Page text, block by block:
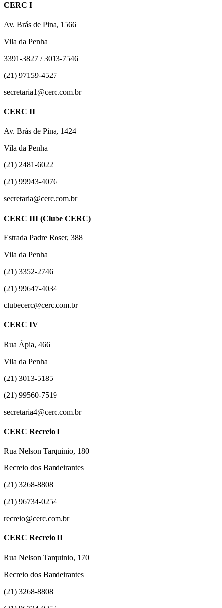
CERC I
Av. Brás de Pina, 1566
Vila da Penha
3391-3827 / 3013-7546
(21) 97159-4527
secretaria1@cerc.com.br
CERC II
Av. Brás de Pina, 1424
Vila da Penha
(21) 2481-6022
(21) 99943-4076
secretaria@cerc.com.br
CERC III (Clube CERC)
Estrada Padre Roser, 388
Vila da Penha
(21) 3352-2746
(21) 99647-4034
clubecerc@cerc.com.br
CERC IV
Rua Ápia, 466
Vila da Penha
(21) 3013-5185
(21) 99560-7519
secretaria4@cerc.com.br
CERC Recreio I
Rua Nelson Tarquinio, 180
Recreio dos Bandeirantes
(21) 3268-8808
(21) 96734-0254
recreio@cerc.com.br
CERC Recreio II
Rua Nelson Tarquinio, 170
Recreio dos Bandeirantes
(21) 3268-8808